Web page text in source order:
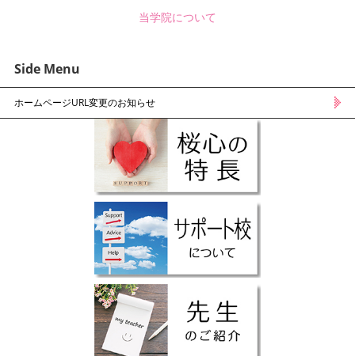
当学院について
Side Menu
ホームページURL変更のお知らせ